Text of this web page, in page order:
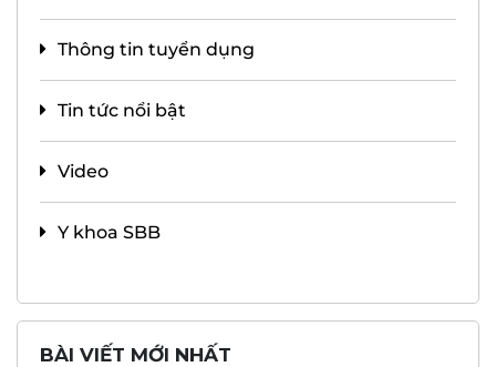
Thông tin tuyển dụng
Tin tức nổi bật
Video
Y khoa SBB
BÀI VIẾT MỚI NHẤT